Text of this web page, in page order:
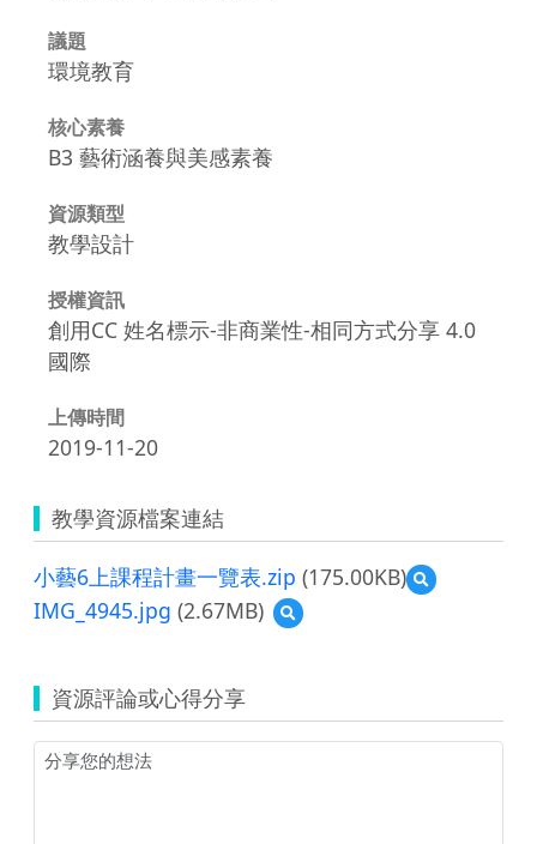
議題
環境教育
核心素養
B3 藝術涵養與美感素養
資源類型
教學設計
授權資訊
創用CC 姓名標示-非商業性-相同方式分享 4.0
國際
上傳時間
2019-11-20
教學資源檔案連結
小藝6上課程計畫一覽表.zip (175.00KB)
預
覽
程
IMG_4945.jpg (2.67MB)
預
覽
資源評論或心得分享